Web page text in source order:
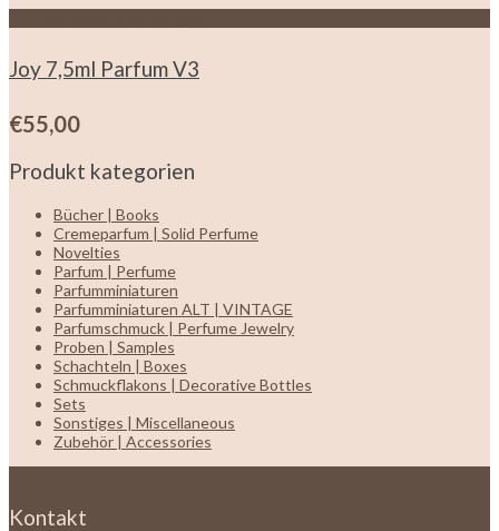
Joy 7,5ml Parfum V3
€55,00
Produkt kategorien
Bücher | Books
Cremeparfum | Solid Perfume
Novelties
Parfum | Perfume
Parfumminiaturen
Parfumminiaturen ALT | VINTAGE
Parfumschmuck | Perfume Jewelry
Proben | Samples
Schachteln | Boxes
Schmuckflakons | Decorative Bottles
Sets
Sonstiges | Miscellaneous
Zubehör | Accessories
Kontakt